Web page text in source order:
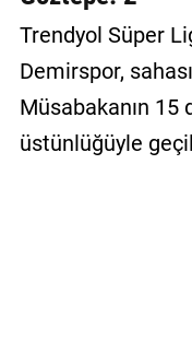
Gizlilik
Politikası
Trendyol Süper
Demirspor,
Müsabakanın 15
üstünlüğüyle